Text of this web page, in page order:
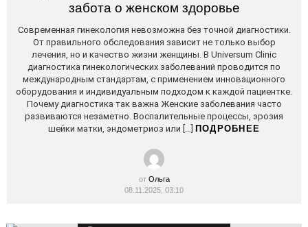
забота о женском здоровье
Современная гинекология невозможна без точной диагностики.
От правильного обследования зависит не только выбор
лечения, но и качество жизни женщины. В Universum Clinic
диагностика гинекологических заболеваний проводится по
международным стандартам, с применением инновационного
оборудования и индивидуальным подходом к каждой пациентке.
Почему диагностика так важна Женские заболевания часто
развиваются незаметно. Воспалительные процессы, эрозия
шейки матки, эндометриоз или […] ПОДРОБНЕЕ
от Ольга
08.11.2025, 03:10